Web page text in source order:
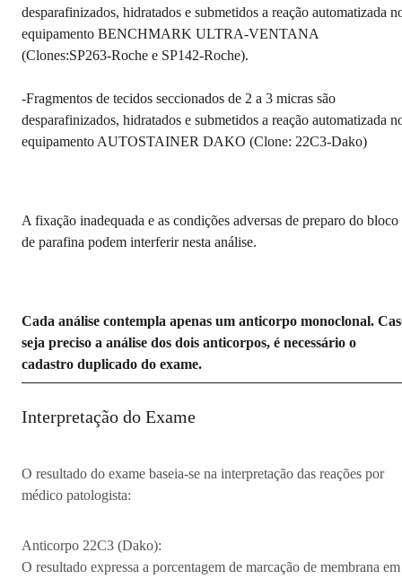
desparafinizados, hidratados e submetidos a reação automatizada
equipamento BENCHMARK ULTRA-VENTANA
(Clones:SP263-Roche e SP142-Roche).
-Fragmentos de tecidos seccionados de 2 a 3 micras são
desparafinizados, hidratados e submetidos a reação automatizada
equipamento AUTOSTAINER DAKO (Clone: 22C3-Dako)
A fixação inadequada e as condições adversas de preparo do bloco
de parafina podem interferir nesta análise.
Cada análise contempla apenas um anticorpo monoclonal.
seja preciso a análise dos dois anticorpos, é necessário o
cadastro duplicado do exame.
Interpretação do Exame
O resultado do exame baseia-se na interpretação das reações por
médico patologista:
Anticorpo 22C3 (Dako):
O resultado expressa a porcentagem de marcação de membrana em